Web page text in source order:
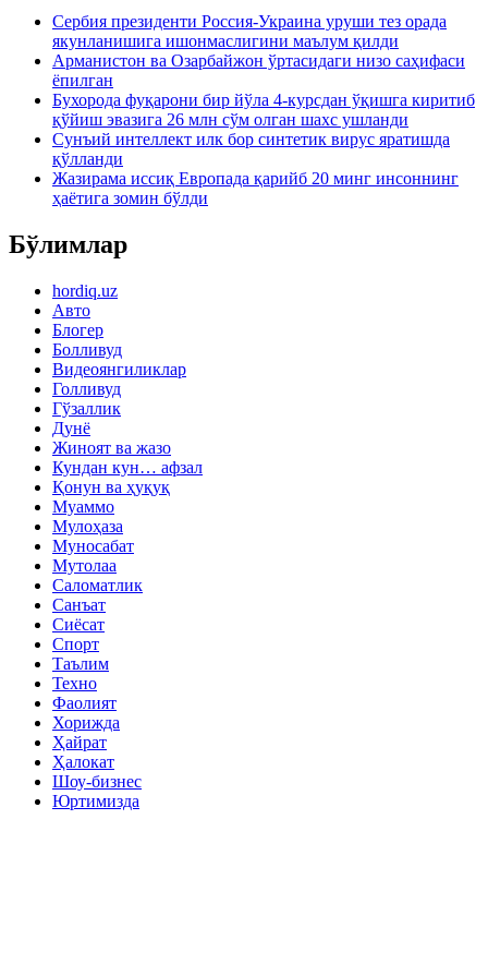
Сербия президенти Россия-Украина уруши тез орада
якунланишига ишонмаслигини маълум қилди
Арманистон ва Озарбайжон ўртасидаги низо саҳифаси
ёпилган
Бухорода фуқарони бир йўла 4-курсдан ўқишга киритиб
қўйиш эвазига 26 млн сўм олган шахс ушланди
Сунъий интеллект илк бор синтетик вирус яратишда
қўлланди
Жазирама иссиқ Европада қарийб 20 минг инсоннинг
ҳаётига зомин бўлди
Бўлимлар
hordiq.uz
Авто
Блогер
Болливуд
Видеоянгиликлар
Голливуд
Гўзаллик
Дунё
Жиноят ва жазо
Кундан кун… афзал
Қонун ва ҳуқуқ
Муаммо
Мулоҳаза
Муносабат
Мутолаа
Саломатлик
Санъат
Сиёсат
Спорт
Таълим
Техно
Фаолият
Хорижда
Ҳайрат
Ҳалокат
Шоу-бизнес
Юртимизда